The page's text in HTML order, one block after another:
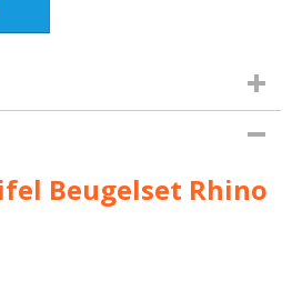
Beugelset Rhino